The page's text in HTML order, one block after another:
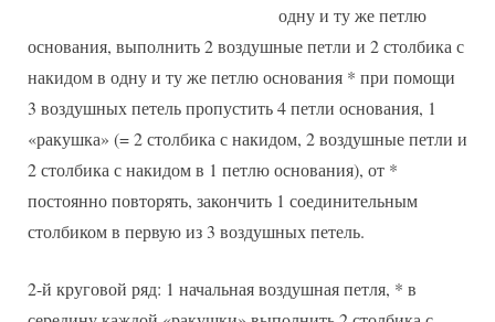
одну и ту же петлю
основания, выполнить 2 воздушные петли и 2 столбика с
накидом в одну и ту же петлю основания * при помощи
3 воздушных петель пропустить 4 петли основания, 1
«ракушка» (= 2 столбика с накидом, 2 воздушные петли и
2 столбика с накидом в 1 петлю основания), от *
постоянно повторять, закончить 1 соединительным
столбиком в первую из 3 воздушных петель.
2-й круговой ряд: 1 начальная воздушная петля, * в